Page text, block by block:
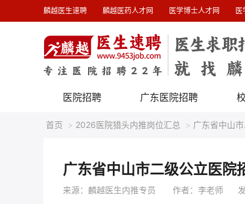
麟越医生速聘 麟越医药人才网 医学博士人才网 医
医院招聘 广东医院招聘
首页 > 2026医院猎头内推岗位汇总 > 广东省中山
广东省中山市二级公立医院
来源：麟越医生内推专员 作者：李老师 发